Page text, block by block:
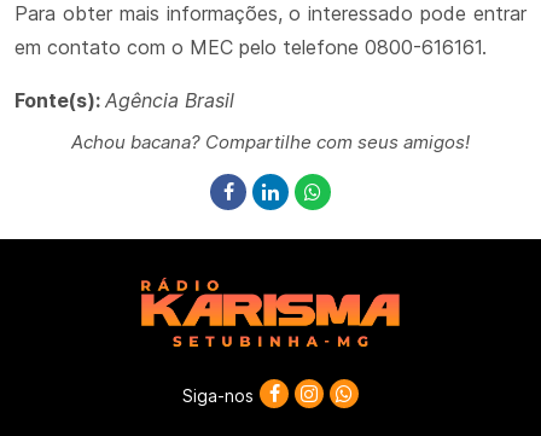
Para obter mais informações, o interessado pode entrar
em contato com o MEC pelo telefone 0800-616161.
Fonte(s): Agência Brasil
Achou bacana? Compartilhe com seus amigos!
Siga-nos